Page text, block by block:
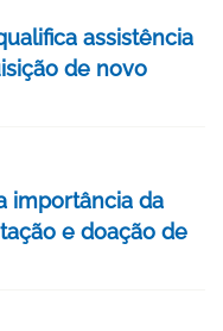
assistência
de novo
importância da
e doação de